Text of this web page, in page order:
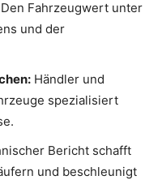
Den Fahrzeugwert unter
und der
Händler und
spezialisiert
Bericht schafft
und beschleunigt